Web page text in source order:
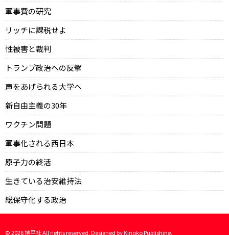
軍事費の研究
リッチに課税せよ
性被害と裁判
トランプ政治への反撃
声をあげられる大学へ
新自由主義の30年
ワクチン問題
軍事化される西日本
原子力の終活
生きている治安維持法
総保守化する政治
©2026地平社 All rights reserved. Designed byKinoko Publishing.